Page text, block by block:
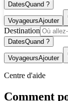
DatesQuand ?
VoyageursAjouter
Destination
DatesQuand ?
VoyageursAjouter
Centre d'aide
Comment